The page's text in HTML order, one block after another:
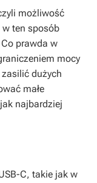
możliwość
w ten sposób
prawda w
mocy
dużych
małe
najbardziej
C, takie jak w